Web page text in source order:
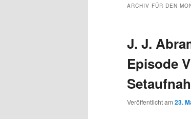
ARCHIV FÜR DEN
J. J.
Episode
Veröffentlicht am 23.